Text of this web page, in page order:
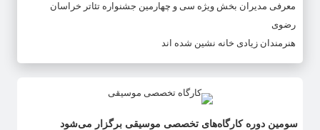
معرفی مدیران بخش ویژه سی و چهارمین جشنواره تئاتر خراسان
رضوی
هنرمندان زیادی خانه نشین شده اند
سومین دوره کارگاه‌های تخصصی موسیقی برگزار می‌شود